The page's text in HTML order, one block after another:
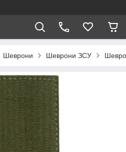
Шеврони Шеврони ЗСУ